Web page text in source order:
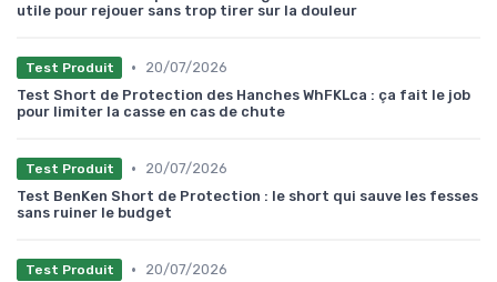
utile pour rejouer sans trop tirer sur la douleur
Test Produit •
20/07/2026
Test Short de Protection des Hanches WhFKLca : ça fait le job
pour limiter la casse en cas de chute
Test Produit •
20/07/2026
Test BenKen Short de Protection : le short qui sauve les fesses
sans ruiner le budget
Test Produit •
20/07/2026